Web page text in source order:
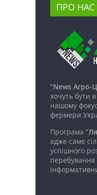
ПРО НАС
“News Агро-
хочуть бути
нашому
фермери
Програма
адже саме
успішного